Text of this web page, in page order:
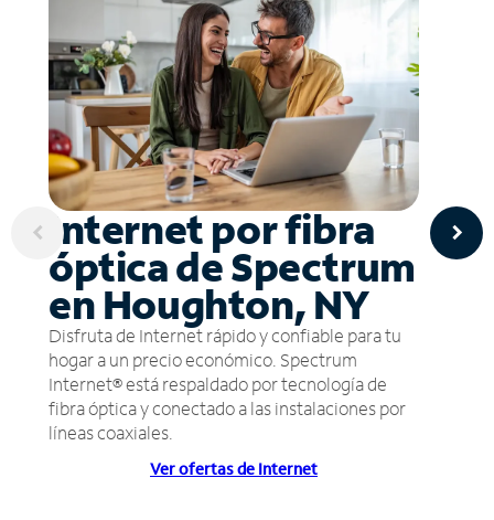
Internet por fibra
óptica de Spectrum
en Houghton, NY
Disfruta de Internet rápido y confiable para tu
hogar a un precio económico. Spectrum
Internet® está respaldado por tecnología de
fibra óptica y conectado a las instalaciones por
líneas coaxiales.
Ver ofertas de Internet